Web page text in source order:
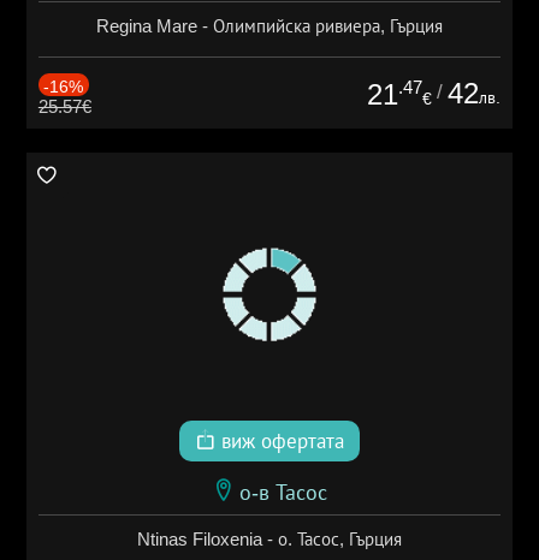
Regina Mare - Олимпийска ривиера, Гърция
-16%
25.57€ 21.47
€ / 42лв.
виж офертата
о-в Тасос
Ntinas Filoxenia - о. Тасос, Гърция